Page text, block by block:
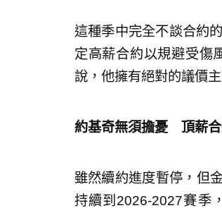
這種季中完全不談合約
定高薪合約以規避受傷
說，他擁有絕對的議價
約基奇無須擔憂 頂薪
雖然續約進度暫停，但
持續到2026-2027賽季